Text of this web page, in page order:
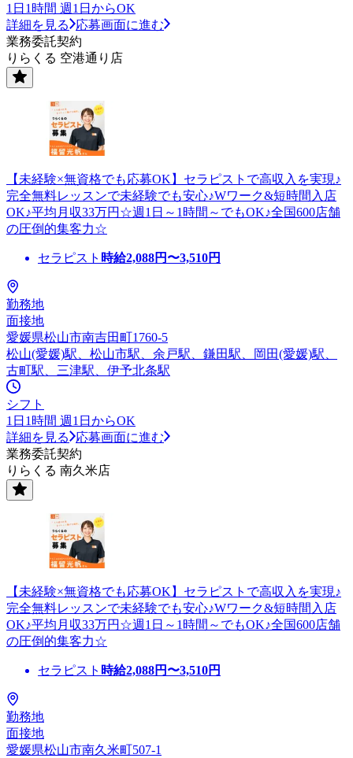
1日1時間 週1日からOK
詳細を見る
応募画面に進む
業務委託契約
りらくる 空港通り店
【未経験×無資格でも応募OK】セラピストで高収入を実現♪
完全無料レッスンで未経験でも安心♪Wワーク&短時間入店
OK♪平均月収33万円☆週1日～1時間～でもOK♪全国600店舗
の圧倒的集客力☆
セラピスト 時給2,088円〜3,510円
勤務地
面接地
愛媛県松山市南吉田町1760-5
松山(愛媛)駅、松山市駅、余戸駅、鎌田駅、岡田(愛媛)駅、
古町駅、三津駅、伊予北条駅
シフト
1日1時間 週1日からOK
詳細を見る
応募画面に進む
業務委託契約
りらくる 南久米店
【未経験×無資格でも応募OK】セラピストで高収入を実現♪
完全無料レッスンで未経験でも安心♪Wワーク&短時間入店
OK♪平均月収33万円☆週1日～1時間～でもOK♪全国600店舗
の圧倒的集客力☆
セラピスト 時給2,088円〜3,510円
勤務地
面接地
愛媛県松山市南久米町507-1